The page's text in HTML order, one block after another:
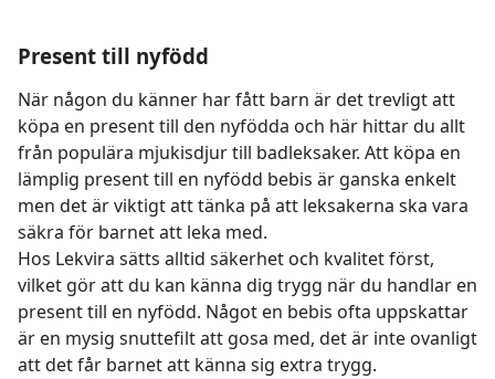
Present till nyfödd
När någon du känner har fått barn är det trevligt att
köpa en present till den nyfödda och här hittar du allt
från populära mjukisdjur till badleksaker. Att köpa en
lämplig present till en nyfödd bebis är ganska enkelt
men det är viktigt att tänka på att leksakerna ska vara
säkra för barnet att leka med.
Hos Lekvira sätts alltid säkerhet och kvalitet först,
vilket gör att du kan känna dig trygg när du handlar en
present till en nyfödd. Något en bebis ofta uppskattar
är en mysig snuttefilt att gosa med, det är inte ovanligt
att det får barnet att känna sig extra trygg.